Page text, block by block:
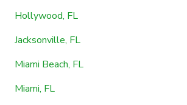
Hollywood, FL
Jacksonville, FL
Miami Beach, FL
Miami, FL